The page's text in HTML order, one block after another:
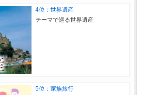
4位：世界遺産
テーマで巡る世界遺産
5位：家族旅行